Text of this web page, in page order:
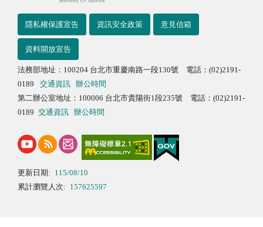
隱私權保護宣告 資訊安全政策 意見信箱
資料開放宣告
法務部地址：100204 台北市重慶南路一段130號 電話：(02)2191-
0189
交通資訊
辦公時間
第二辦公室地址：100006 台北市貴陽街1段235號 電話：(02)2191-
0189 交通資訊 辦公時間
更新日期: 115/08/10
累計瀏覽人次: 157625597